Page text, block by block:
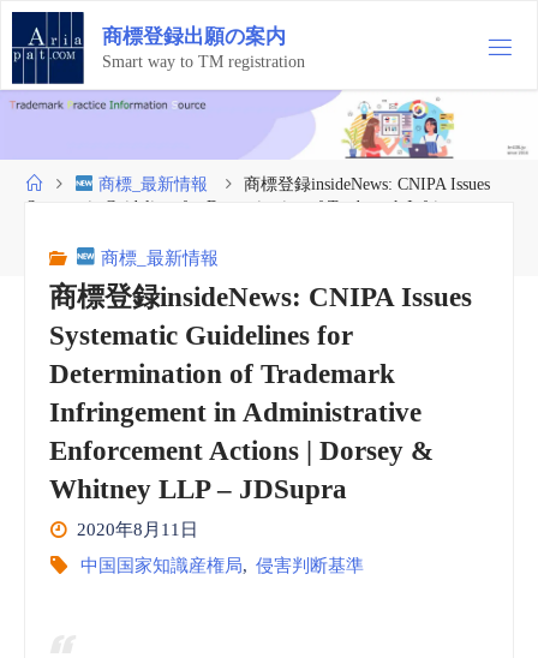
コ
テ
ン
ツ
ス
商標登録出願の案内
Smart way to TM registration
ホ
商標_最新情報
商標登録insideNews: CNIPA Issues
Systematic Guidelines for Determination of Trademark Infringement
JDSupra
商標_最新情報
商標登録insideNews: CNIPA Issues
Systematic Guidelines for
Determination of Trademark
Infringement in Administrative
Enforcement Actions | Dorsey &
Whitney LLP – JDSupra
2020年8月11日
中国国家知識産権局, 侵害判断基準